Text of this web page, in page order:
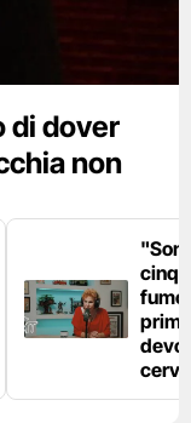
di dover
non
fumo
devo